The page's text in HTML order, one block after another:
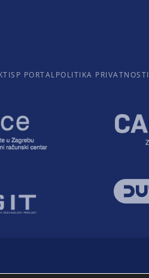
SP PORTALPOLITIKA PRIVATNOSTI